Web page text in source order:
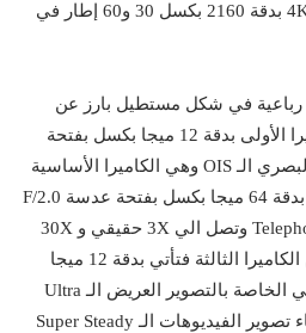
الكاميرا الأمامية التصوير الـ 4K بدقة 2160 بكسل 30 و60 إطار في
رباعية في شكل مستطيل بارز عن
ظهر الهاتف حيث تأتي الكاميرا الأولى بدقة 12 ميجا بكسل بفتحة
عدسة F/1.8 وتدعم المثبت البصري الـ OIS وهي الكاميرا الأساسية
أما عن الكاميرا الثانية فتأتي بدقة 64 ميجا بكسل بفتحة عدسة F/2.0
وهي الخاصة بالتقريب الـ Telephoto وتصل الي 3X حقيقي و 30X
ديجتال وتدعم الـ OIS أما عن الكاميرا الثالثة فتأتي بدقة 12 ميجا
بكسل بفتحة عدسة F/2.2 وهي الخاصة بالتصوير العريض الـ Ultra
Wide وتدعم أقصى تثبيت أثناء تصوير الفيديوهات الـ Super Steady